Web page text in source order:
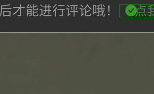
才能进行评论哦！ 点